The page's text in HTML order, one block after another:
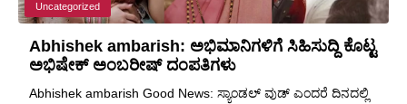
Uncategorized
Abhishek ambarish: ಅಭಿಮಾನಿಗಳಿಗೆ ಸಿಹಿಸುದ್ದಿ ಕೊಟ್ಟ
ಅಭಿಷೇಕ್ ಅಂಬರೀಷ್ ದಂಪತಿಗಳು
Abhishek ambarish Good News: ಸ್ಯಾಂಡಲ್ ವುಡ್ ಎಂದರೆ ದಿನದಲ್ಲಿ